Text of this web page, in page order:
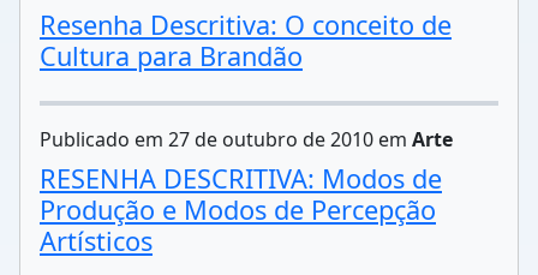
Resenha Descritiva: O conceito de
Cultura para Brandão
Publicado em 27 de outubro de 2010 em Arte
RESENHA DESCRITIVA: Modos de
Produção e Modos de Percepção
Artísticos